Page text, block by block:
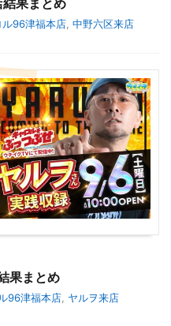
ル96津福本店 中野六区来店
果まとめ
96津福本店 ヤルヲ来店